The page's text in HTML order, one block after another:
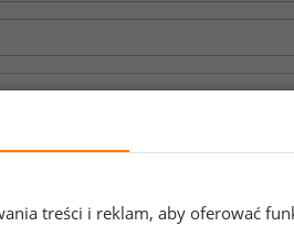
na przetwarzanie moich danych
treści i reklam, aby oferować